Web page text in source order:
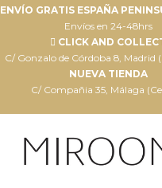
ENVÍO GRATIS ESPAÑA
Envíos en 24-48hrs
CLICK AND
C/ Gonzalo de Córdoba 8, Madrid
NUEVA TIENDA
C/ Compañia 35, Málaga